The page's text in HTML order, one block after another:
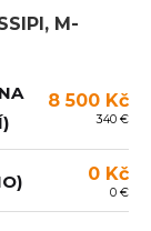
M-
8 500 Kč
340 €
0 Kč
0 €